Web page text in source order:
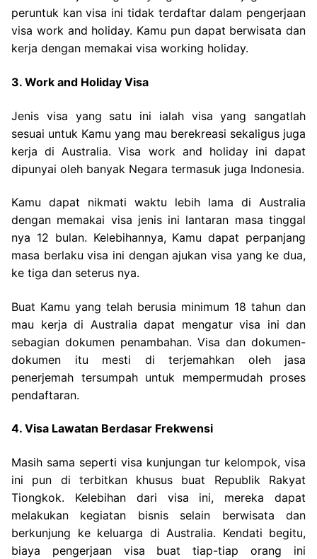
peruntuk kan visa ini tidak terdaftar dalam pengerjaan
visa work and holiday. Kamu pun dapat berwisata dan
kerja dengan memakai visa working holiday.
3. Work and Holiday Visa
Jenis visa yang satu ini ialah visa yang sangatlah
sesuai untuk Kamu yang mau berekreasi sekaligus juga
kerja di Australia. Visa work and holiday ini dapat
dipunyai oleh banyak Negara termasuk juga Indonesia.
Kamu dapat nikmati waktu lebih lama di Australia
dengan memakai visa jenis ini lantaran masa tinggal
nya 12 bulan. Kelebihannya, Kamu dapat perpanjang
masa berlaku visa ini dengan ajukan visa yang ke dua,
ke tiga dan seterus nya.
Buat Kamu yang telah berusia minimum 18 tahun dan
mau kerja di Australia dapat mengatur visa ini dan
sebagian dokumen penambahan. Visa dan dokumen-
dokumen itu mesti di terjemahkan oleh jasa
penerjemah tersumpah untuk mempermudah proses
pendaftaran.
4. Visa Lawatan Berdasar Frekwensi
Masih sama seperti visa kunjungan tur kelompok, visa
ini pun di terbitkan khusus buat Republik Rakyat
Tiongkok. Kelebihan dari visa ini, mereka dapat
melakukan kegiatan bisnis selain berwisata dan
berkunjung ke keluarga di Australia. Kendati begitu,
biaya pengerjaan visa buat tiap-tiap orang ini